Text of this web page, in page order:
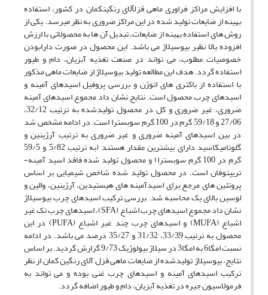
با افزایش مراکز فراوری ماهی قزل­آلای رنگین­کمان در کشور، استفاده
بهینه از ضایعات تولید شده در این مراکز ضروری به نظر می­رسد. یکی از
روش ­های استفاده بهینه از ضایعات، تبدیل آن­ ها به محصولاتی با ارزش
افزوده بالا نظیر بیوسیلاژ می­ باشد. این محصول در صورت دارابودن
خصوصیات مطلوب، می ­تواند در صنعت تغذیه آبزیان، دام و طیور
استفاده گردد. هدف این مطالعه تولید بیوسیلاژ از ضایعات ماهی مذکور
با استفاده از باکتری ­های اتوژن و بررسی پروفیل ­اسیدهای آمینه و
اسیدهای چرب محصول است. نتایج نشان داد مجموع اسیدهای آمینه
ضروری، غیر ضروری و کل در محصول تولیدشده به ترتیب 32/12،
27/06 و 59/18 گرم در 100 گرم سوبسترا است. در ادامه مشخص شد
در بین اسیدهای­ آمینه­ ضروری و غیر ضروری به ترتیب آرژینین و
گلوتامیک­اسید دارای بیشترین مقدار هستند (به ترتیب 5/82 و 59/5
گرم در 100 گرم سوبسترا) و محصول تولید شده فاقد اسید آمینه­
تریپتوفان است. در محصول تولید شده شاخص شیمیایی بر اساس
پروتئین­ های مرجع برای اسیدآمینه ­های هیستیدین، آرژینین، والین و
لوسین بالای یک محاسبه شد. بررسی ترکیب اسیدهای چرب بیوسیلاژ
نشان داد مجموع اسیدهای چرب اشباع (SFA)، اسیدهای چرب تک غیر
اشباع (MUFA) و اسیدهای چرب چند غیر اشباع (PUFA) در این
محصول به ترتیب 33/39، 31/32 و 35/27 درصد می ­باشد. در ادامه
نسبت امگا6 به امگا3 در سیلاژ بیولوژیک 9/73 گزارش گردید. بر اساس
نتایج، بیوسیلاژ تولیدشده از ضایعات ماهی قزل ­آلای رنگین­ کمان از نظر
ترکیب اسیدهای آمینه و اسیدهای چرب غنی بوده و می ­تواند به
فرمولاسیون جیره در تغذیه آبزیان، دام و طیور اضافه گردد.